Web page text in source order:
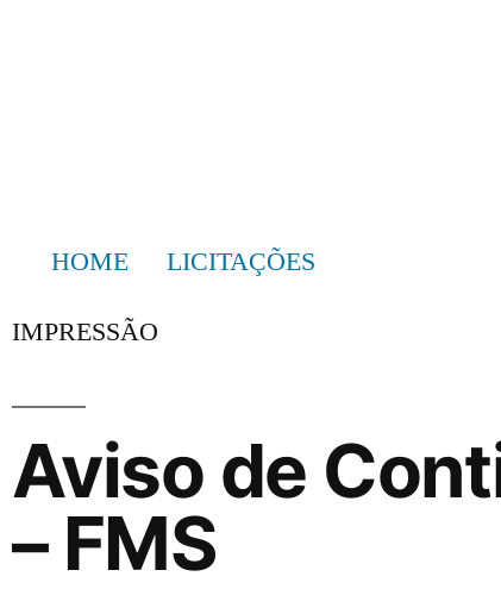
HOME LICITAÇÕES
IMPRESSÃO
Aviso de
– FMS